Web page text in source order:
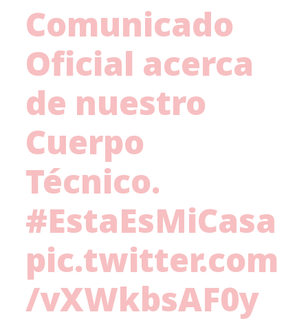
Comunicado
Oficial acerca
de nuestro
Cuerpo
Técnico.
#EstaEsMiCasa
pic.twitter.com
/vXWkbsAF0y